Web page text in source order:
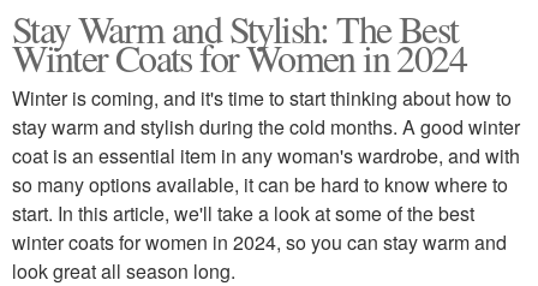
Stay Warm and Stylish: The Best
Winter Coats for Women in 2024
Winter is coming, and it's time to start thinking about how to
stay warm and stylish during the cold months. A good winter
coat is an essential item in any woman's wardrobe, and with
so many options available, it can be hard to know where to
start. In this article, we'll take a look at some of the best
winter coats for women in 2024, so you can stay warm and
look great all season long.